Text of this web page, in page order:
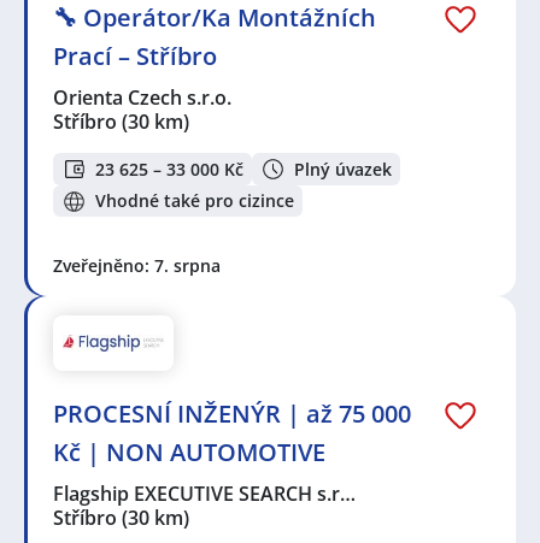
🔧 Operátor/Ka Montážních
Prací – Stříbro
Orienta Czech s.r.o.
Stříbro (30 km)
23 625 – 33 000 Kč
Plný úvazek
Vhodné také pro cizince
Zveřejněno: 7. srpna
PROCESNÍ INŽENÝR | až 75 000
Kč | NON AUTOMOTIVE
Flagship EXECUTIVE SEARCH s.r…
Stříbro (30 km)